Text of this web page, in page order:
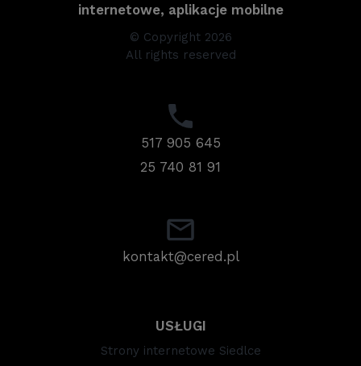
internetowe, aplikacje mobilne
© Copyright 2026
All rights reserved
517 905 645
25 740 81 91
kontakt@cered.pl
USŁUGI
Strony internetowe Siedlce